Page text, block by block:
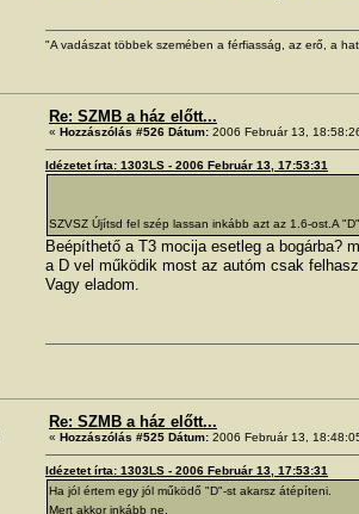
"A vadászat többek szemében a férfiasság, az erő, a
Re: SZMB a ház előtt...
« Hozzászólás #526 Dátum: 2006 Február 13,
Idézetet írta: 1303LS - 2006 Február 13, 17:53:31
SZVSZ Újítsd fel szép lassan inkább azt az 1.6-ost.A
Beépíthető a T3 mocija esetleg a bogárba?
a D vel működik most az autóm csak
Vagy eladom.
Re: SZMB a ház előtt...
« Hozzászólás #525 Dátum: 2006 Február 13,
Idézetet írta: 1303LS - 2006 Február 13, 17:53:31
Ha jól értem egy jól működő "D"-st akarsz átépíteni.
Mert akkor inkább ne.